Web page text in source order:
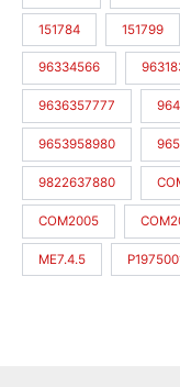
151784 151799
96334566
9636357777
9653958980
9822637880
COM2005
ME7.4.5